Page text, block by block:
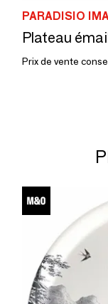
PARADISIO
Plateau
Prix de vente